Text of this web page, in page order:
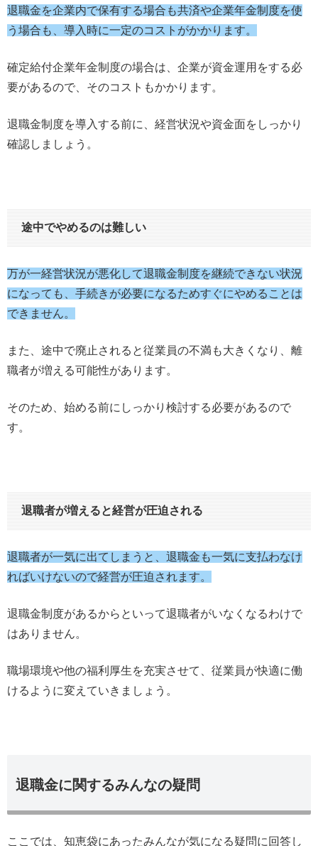
退職金を企業内で保有する場合も共済や企業年金制度を使
う場合も、導入時に一定のコストがかかります。
確定給付企業年金制度の場合は、企業が資金運用をする必
要があるので、そのコストもかかります。
退職金制度を導入する前に、経営状況や資金面をしっかり
確認しましょう。
途中でやめるのは難しい
万が一経営状況が悪化して退職金制度を継続できない状況
になっても、手続きが必要になるためすぐにやめることは
できません。
また、途中で廃止されると従業員の不満も大きくなり、離
職者が増える可能性があります。
そのため、始める前にしっかり検討する必要があるので
す。
退職者が増えると経営が圧迫される
退職者が一気に出てしまうと、退職金も一気に支払わなけ
ればいけないので経営が圧迫されます。
退職金制度があるからといって退職者がいなくなるわけで
はありません。
職場環境や他の福利厚生を充実させて、従業員が快適に働
けるように変えていきましょう。
退職金に関するみんなの疑問
ここでは、知恵袋にあったみんなが気になる疑問に回答し